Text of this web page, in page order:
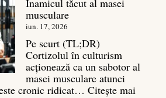
Inamicul tăcut al masei
musculare
iun. 17, 2026
Pe scurt (TL;DR)
Cortizolul în culturism
acționează ca un sabotor al
masei musculare atunci
cronic ridicat… Citește mai